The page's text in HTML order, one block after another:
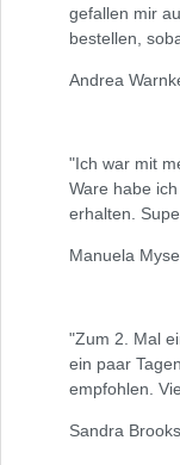
gefallen mir
bestellen,
Andrea
"Ich war mit
Ware habe
erhalten.
Manuela
"Zum 2. Mal
ein paar
empfohlen.
Sandra